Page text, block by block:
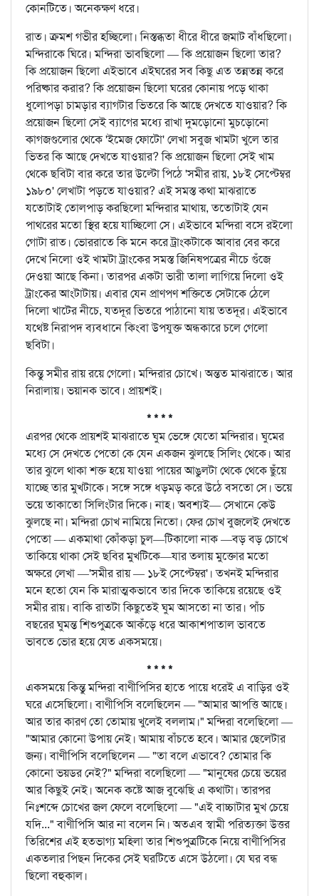
কোনটিতে। অনেকক্ষণ ধরে।
রাত। ক্রমশ গভীর হচ্ছিলো। নিস্তব্ধতা ধীরে ধীরে জমাট বাঁধছিলো।
মন্দিরাকে ঘিরে। মন্দিরা ভাবছিলো — কি প্রয়োজন ছিলো তার?
কি প্রয়োজন ছিলো এইভাবে এইঘরের সব কিছু এত তন্নতন্ন করে
পরিষ্কার করার? কি প্রয়োজন ছিলো ঘরের কোনায় পড়ে থাকা
ধুলোপড়া চামড়ার ব্যাগটার ভিতরে কি আছে দেখতে যাওয়ার? কি
প্রয়োজন ছিলো সেই ব্যাগের মধ্যে রাখা দুমড়োনো মুচড়োনো
কাগজগুলোর থেকে 'ইমেজ ফোটো' লেখা সবুজ খামটা খুলে তার
ভিতর কি আছে দেখতে যাওয়ার? কি প্রয়োজন ছিলো সেই খাম
থেকে ছবিটা বার করে তার উল্টো পিঠে 'সমীর রায়, ১৮ই সেপ্টেম্বর
১৯৮০' লেখাটা পড়তে যাওয়ার? এই সমস্ত কথা মাঝরাতে
যতোটাই তোলপাড় করছিলো মন্দিরার মাথায়, ততোটাই যেন
পাথরের মতো স্থির হয়ে যাচ্ছিলো সে। এইভাবে মন্দিরা বসে রইলো
গোটা রাত। ভোররাতে কি মনে করে ট্রাংকটাকে আবার বের করে
দেখে নিলো ওই খামটা ট্রাংকের সমস্ত জিনিষপত্রের নীচে গুঁজে
দেওয়া আছে কিনা। তারপর একটা ভারী তালা লাগিয়ে দিলো ওই
ট্রাংকের আংটাটায়। এবার যেন প্রাণপণ শক্তিতে সেটাকে ঠেলে
দিলো খাটের নীচে, যতদূর ভিতরে পাঠানো যায় ততদূর। এইভাবে
যথেষ্ট নিরাপদ ব্যবধানে কিংবা উপযুক্ত অন্ধকারে চলে গেলো
ছবিটা।
কিন্তু সমীর রায় রয়ে গেলো। মন্দিরার চোখে। অন্তত মাঝরাতে। আর
নিরালায়। ভয়ানক ভাবে। প্রায়শই।
* * * *
এরপর থেকে প্রায়শই মাঝরাতে ঘুম ভেঙ্গে যেতো মন্দিরার। ঘুমের
মধ্যে সে দেখতে পেতো কে যেন একজন ঝুলছে সিলিং থেকে। আর
তার ঝুলে থাকা শক্ত হয়ে যাওয়া পায়ের আঙুলটা থেকে থেকে ছুঁয়ে
যাচ্ছে তার মুখটাকে। সঙ্গে সঙ্গে ধড়মড় করে উঠে বসতো সে। ভয়ে
ভয়ে তাকাতো সিলিংটার দিকে। নাহ। অবশ্যই— সেখানে কেউ
ঝুলছে না। মন্দিরা চোখ নামিয়ে নিতো। ফের চোখ বুজলেই দেখতে
পেতো — একমাথা কোঁকড়া চুল—টিকালো নাক —বড় বড় চোখে
তাকিয়ে থাকা সেই ছবির মুখটিকে—যার তলায় মুক্তোর মতো
অক্ষরে লেখা —'সমীর রায় — ১৮ই সেপ্টেম্বর'। তখনই মন্দিরার
মনে হতো যেন কি মারাত্মকভাবে তার দিকে তাকিয়ে রয়েছে ওই
সমীর রায়। বাকি রাতটা কিছুতেই ঘুম আসতো না তার। পাঁচ
বছরের ঘুমন্ত শিশুপুত্রকে আকঁড়ে ধরে আকাশপাতাল ভাবতে
ভাবতে ভোর হয়ে যেত একসময়ে।
* * * *
একসময়ে কিন্তু মন্দিরা বাণীপিসির হাতে পায়ে ধরেই এ বাড়ির ওই
ঘরে এসেছিলো। বাণীপিসি বলেছিলেন — "আমার আপত্তি আছে।
আর তার কারণ তো তোমায় খুলেই বললাম।" মন্দিরা বলেছিলো —
"আমার কোনো উপায় নেই। আমায় বাঁচতে হবে। আমার ছেলেটার
জন্য। বাণীপিসি বলেছিলেন — "তা বলে এভাবে? তোমার কি
কোনো ভয়ডর নেই?" মন্দিরা বলেছিলো — "মানুষের চেয়ে ভয়ের
আর কিছুই নেই। অনেক কষ্টে আজ বুঝেছি এ কথাটা। তারপর
নিঃশব্দে চোখের জল ফেলে বলেছিলো — "এই বাচ্চাটার মুখ চেয়ে
যদি..." বাণীপিসি আর না বলেন নি। অতএব স্বামী পরিত্যক্তা উত্তর
তিরিশের এই হতভাগ্য মহিলা তার শিশুপুত্রটিকে নিয়ে বাণীপিসির
একতলার পিছন দিকের সেই ঘরটিতে এসে উঠলো। যে ঘর বন্ধ
ছিলো বহুকাল।